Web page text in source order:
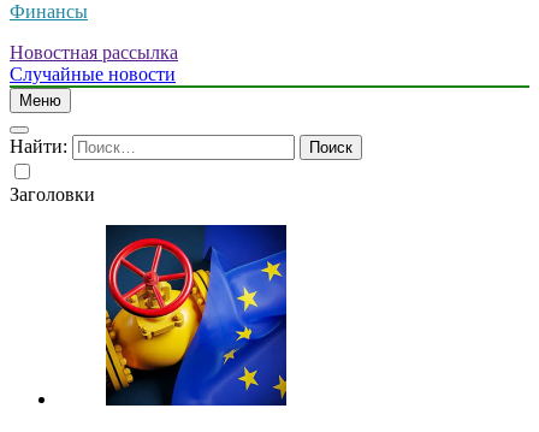
Финансы
Новостная рассылка
Случайные новости
Меню
Найти:
Заголовки